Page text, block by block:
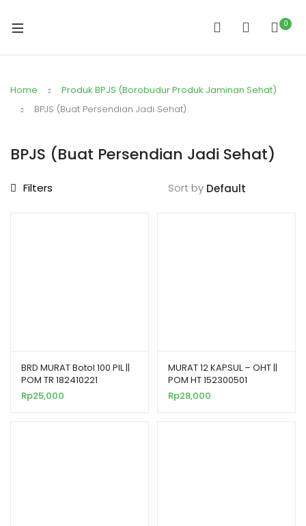
0
Home
Produk BPJS (Borobudur Produk Jaminan Sehat)
BPJS (Buat Persendian Jadi Sehat)
BPJS (Buat Persendian Jadi Sehat)
Filters Sort by
BRD MURAT Botol 100 PIL ||
POM TR 182410221
Rp25,000
MURAT 12 KAPSUL – OHT ||
POM HT 152300501
Rp28,000